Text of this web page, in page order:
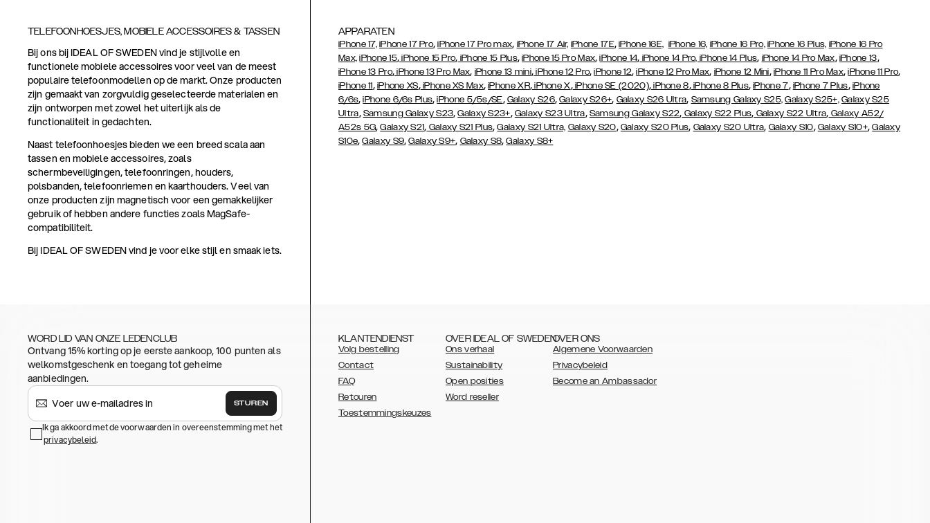
TELEFOONHOESJES, MOBIELE ACCESSOIRES & TASSEN
Bij ons bij IDEAL OF SWEDEN vind je stijlvolle en
functionele mobiele accessoires voor veel van de meest
populaire telefoonmodellen op de markt. Onze producten
zijn gemaakt van zorgvuldig geselecteerde materialen en
zijn ontworpen met zowel het uiterlijk als de
functionaliteit in gedachten.
Naast telefoonhoesjes bieden we een breed scala aan
tassen en mobiele accessoires, zoals
schermbeveiligingen, telefoonringen, houders,
polsbanden, telefoonriemen en kaarthouders. Veel van
onze producten zijn magnetisch voor een gemakkelijker
gebruik of hebben andere functies zoals MagSafe-
compatibiliteit.
Bij IDEAL OF SWEDEN vind je voor elke stijl en smaak iets.
APPARATEN
iPhone 17, iPhone 17 Pro,iPhone 17 Pro max, iPhone 17 Air, iPhone 17E,iPhone 16E, iPhone 16, iPhone 16 Pro, iPhone 16 Plus, iPhone 16 Pro
Max, iPhone 15, iPhone 15 Pro, iPhone 15 Plus,iPhone 15 Pro Max,iPhone 14, iPhone 14 Pro, iPhone 14 Plus, iPhone 14 Pro Max, iPhone 13,
iPhone 13 Pro, iPhone 13 Pro Max, iPhone 13 mini,iPhone 12 Pro,iPhone 12,iPhone 12 Pro Max, iPhone 12 Mini, iPhone 11 Pro Max,iPhone 11 Pro,
iPhone 11, iPhone XS,iPhone XS Max,iPhone XR,iPhone X,iPhone SE (2020),iPhone 8,iPhone 8 Plus,iPhone 7, iPhone 7 Plus, iPhone
6/6s,iPhone 6/6s Plus,iPhone 5/5s/SE, Galaxy S26,Galaxy S26+, Galaxy S26 Ultra, Samsung Galaxy S25, Galaxy S25+, Galaxy S25
Ultra, Samsung Galaxy S23,Galaxy S23+, Galaxy S23 Ultra, Samsung Galaxy S22, Galaxy S22 Plus, Galaxy S22 Ultra, Galaxy A52/
A52s 5G,Galaxy S21, Galaxy S21 Plus,Galaxy S21 Ultra, Galaxy S20, Galaxy S20 Plus, Galaxy S20 Ultra, Galaxy S10, Galaxy S10+,Galaxy
S10e,Galaxy S9,Galaxy S9+, Galaxy S8,Galaxy S8+
WORD LID VAN ONZE LEDENCLUB
Ontvang 15% korting op je eerste aankoop, 100 punten als
welkomstgeschenk en toegang tot geheime
aanbiedingen.
STUREN
Ik ga akkoord met de voorwaarden in overeenstemming met het
privacybeleid.
KLANTENDIENST
Volg bestelling
Contact
FAQ
Retouren
Toestemmingskeuzes
OVER IDEAL OF SWEDEN
Ons verhaal
Sustainability
Open posities
Word reseller
OVER ONS
Algemene Voorwaarden
Privacybeleid
Become an Ambassador
AUSTRALIA